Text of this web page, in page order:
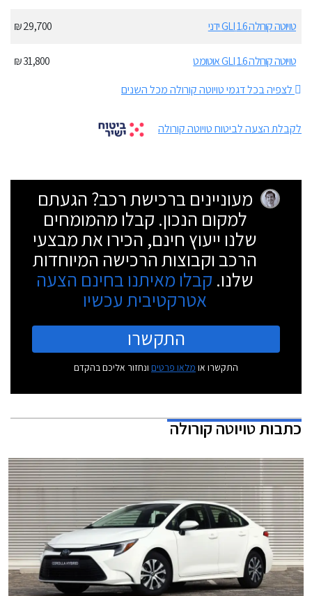
טויוטה קורולה 1.6 GLI ידני 29,700 ₪
טויוטה קורולה 1.6 GLI אוטומט
31,800 ₪
לצפיה בכל דגמי טויוטה קורולה מכל השנים
לקבלת הצעה לביטוח טויוטה קורולה
מעוניינים ברכישת רכב? הגעתם
למקום הנכון. קבלו מהמומחים
שלנו ייעוץ חינם, הכירו את מבצעי
הרכב וקבוצות הרכישה המיוחדות
שלנו. קבלו מאיתנו בחינם הצעה
אטרקטיבית עכשיו
התקשרו
התקשרו או מלאו פרטים ונחזור אליכם בהקדם
כתבותטויוטה קורולה